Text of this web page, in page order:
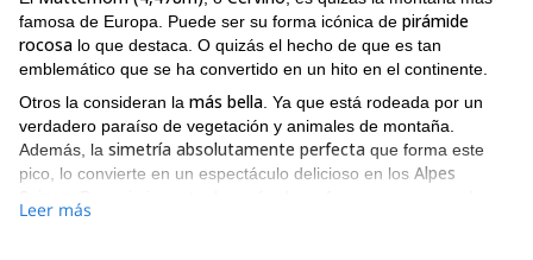
famosa de Europa. Puede ser su forma icónica de pirámide
rocosa lo que destaca. O quizás el hecho de que es tan
emblemático que se ha convertido en un hito en el continente.
Otros la consideran la más bella . Ya que está rodeada por un
verdadero paraíso de vegetación y animales de montaña.
Además, la simetría absolutamente perfecta que forma este
pico, lo convierte en un espectáculo delicioso en los Alpes
obligatoria para cada montañista en el mundo.
Leer más